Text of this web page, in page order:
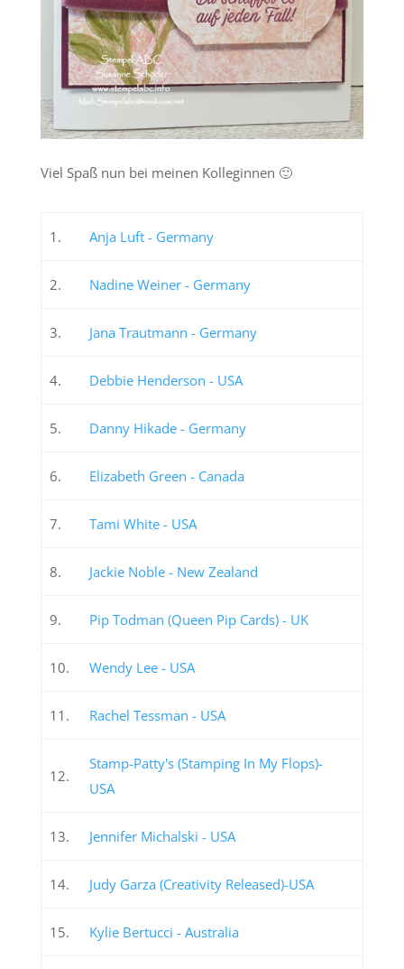
Viel Spaß nun bei meinen Kolleginnen 🙂
1. Anja Luft - Germany
2. Nadine Weiner - Germany
3. Jana Trautmann - Germany
4. Debbie Henderson - USA
5. Danny Hikade - Germany
6. Elizabeth Green - Canada
7. Tami White - USA
8. Jackie Noble - New Zealand
9. Pip Todman (Queen Pip Cards) - UK
10. Wendy Lee - USA
11. Rachel Tessman - USA
12.
Stamp-Patty's (Stamping In My Flops)-
USA
13. Jennifer Michalski - USA
14. Judy Garza (Creativity Released)-USA
15. Kylie Bertucci - Australia